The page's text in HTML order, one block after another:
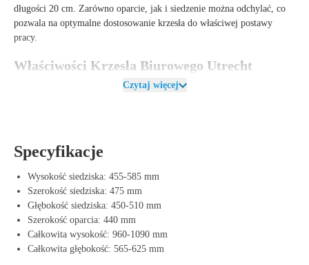
długości 20 cm. Zarówno oparcie, jak i siedzenie można odchylać, co
pozwala na optymalne dostosowanie krzesła do właściwej postawy
pracy.
Właściwości Krzesła Biurowego Utrecht
Krzesło Biurowe Utrecht Edition Mesh jest wyposażone w regulowane
Tapicerowane siedzenie komfortowe jest wyposażone w szwy, co
zapewnia miękkie, długotrwałe siedzenie, podczas gdy regulacja
siedzenia na 6 cm pozwala na idealne dopasowanie.
Podłokietniki w Krzesle Biurowym Utrecht Edition Mesh są
regulowane na wysokość, szerokość i głębokość, co zapewnia
ergonomiczną postawę pracy. Blokada na 4D nakładkach
podłokietników zapewnia dodatkową stabilność i zapobiega
Czytaj więcej
Specyfikacje
Wysokość siedziska: 455-585 mm
Szerokość siedziska: 475 mm
Głębokość siedziska: 450-510 mm
Szerokość oparcia: 440 mm
Całkowita wysokość: 960-1090 mm
Całkowita głębokość: 565-625 mm